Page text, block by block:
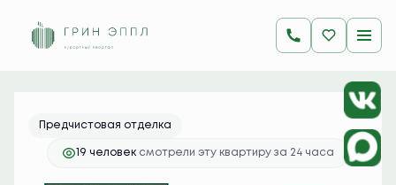
2-комнатная 66.4 м
18 592 000 руб.
Ипотека от 73 895 руб./мес.
Предчистовая отделка
19 человек смотрели эту квартиру за 24 часа